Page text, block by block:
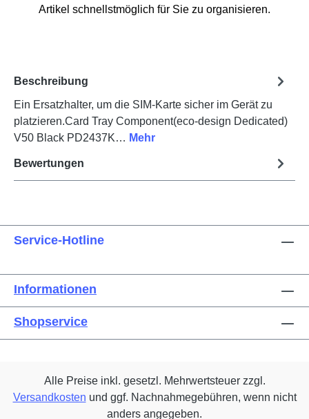
Artikel schnellstmöglich für Sie zu organisieren.
Beschreibung
Ein Ersatzhalter, um die SIM-Karte sicher im Gerät zu
platzieren.Card Tray Component(eco-design Dedicated)
V50 Black PD2437K… Mehr
Bewertungen
Service-Hotline
Informationen
Shopservice
Alle Preise inkl. gesetzl. Mehrwertsteuer zzgl.
Versandkosten und ggf. Nachnahmegebühren, wenn nicht
anders angegeben.